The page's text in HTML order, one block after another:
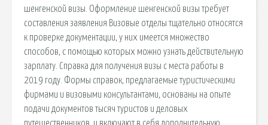
шенгенской визы. Оформление шенгенской визы требует
составления заявления Визовые отделы тщательно относятся
к проверке документации, у них имеется множество
способов, с помощью которых можно узнать действительную
зарплату. Справка для получения визы с места работы в
2019 году. Формы справок, предлагаемые туристическими
фирмами и визовыми консультантами, основаны на опыте
подачи документов тысяч туристов и деловых
путешественников, и включают в себя дополнительную